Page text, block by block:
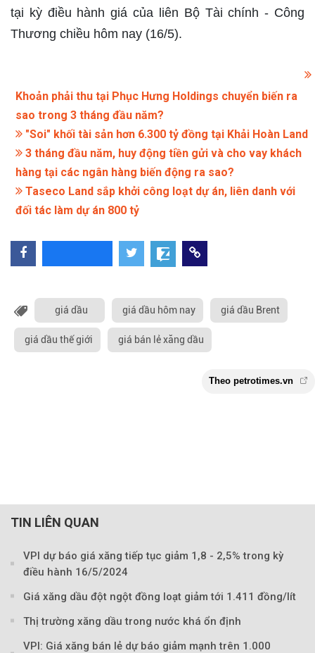
tại kỳ điều hành giá của liên Bộ Tài chính - Công
Thương chiều hôm nay (16/5).
Khoản phải thu tại Phục Hưng Holdings chuyển biến ra
sao trong 3 tháng đầu năm?
"Soi" khối tài sản hơn 6.300 tỷ đồng tại Khải Hoàn Land
3 tháng đầu năm, huy động tiền gửi và cho vay khách
hàng tại các ngân hàng biến động ra sao?
Taseco Land sắp khởi công loạt dự án, liên danh với
đối tác làm dự án 800 tỷ
giá dầu giá dầu hôm nay giá dầu Brent
giá dầu thế giới giá bán lẻ xăng dầu
TIN LIÊN QUAN
VPI dự báo giá xăng tiếp tục giảm 1,8 - 2,5% trong kỳ
điều hành 16/5/2024
Giá xăng dầu đột ngột đồng loạt giảm tới 1.411 đồng/lít
Thị trường xăng dầu trong nước khá ổn định
VPI: Giá xăng bán lẻ dự báo giảm mạnh trên 1.000